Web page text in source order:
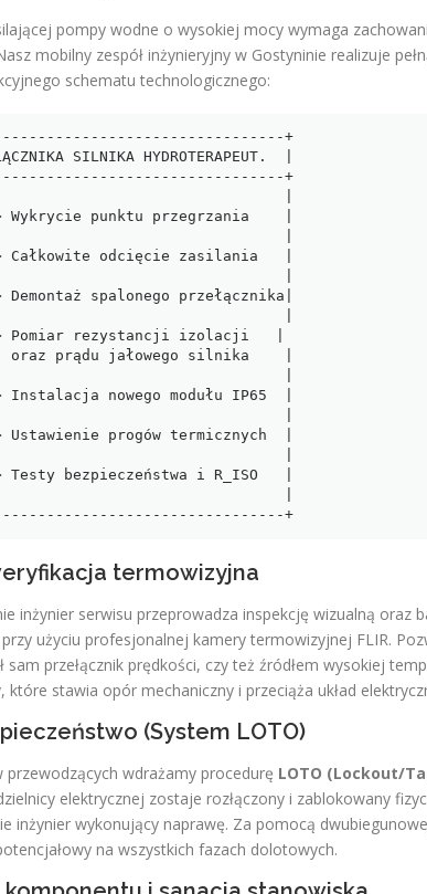
pompy wodne o wysokiej mocy wymaga
mobilny zespół inżynieryjny w Gostyninie realizuje
schematu technologicznego:
+
SILNIKA HYDROTERAPEUT.  |
+
--> Wykrycie punktu przegrzania    |
> Całkowite odcięcie zasilania   |
spalonego przełącznika|
> Pomiar rezystancji izolacji   |
jałowego silnika    |
> Instalacja nowego modułu IP65  |
> Ustawienie progów termicznych  |
Testy bezpieczeństwa i R_ISO   |
+-----------------------------------------------------------------+
termowizyjna
inżynier serwisu przeprowadza inspekcję wizualną oraz
użyciu profesjonalnej kamery termowizyjnej FLIR.
sam przełącznik prędkości, czy też źródłem wysokiej
stawia opór mechaniczny i przeciąża układ
(System LOTO)
wdrażamy procedurę LOTO (Lockout/
elektrycznej zostaje rozłączony i zablokowany
inżynier wykonujący naprawę. Za pomocą
na wszystkich fazach dolotowych.